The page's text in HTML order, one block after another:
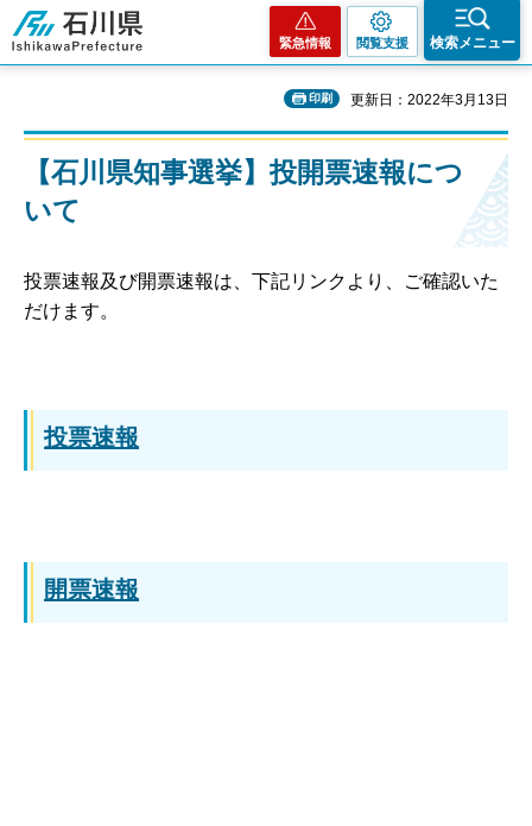
石川県
緊急情報 閲覧支援 検索メニュー
印刷 更新日：2022年3月13日
【石川県知事選挙】投開票速報につ
いて
投票速報及び開票速報は、下記リンクより、ご確認いた
だけます。
投票速報
開票速報